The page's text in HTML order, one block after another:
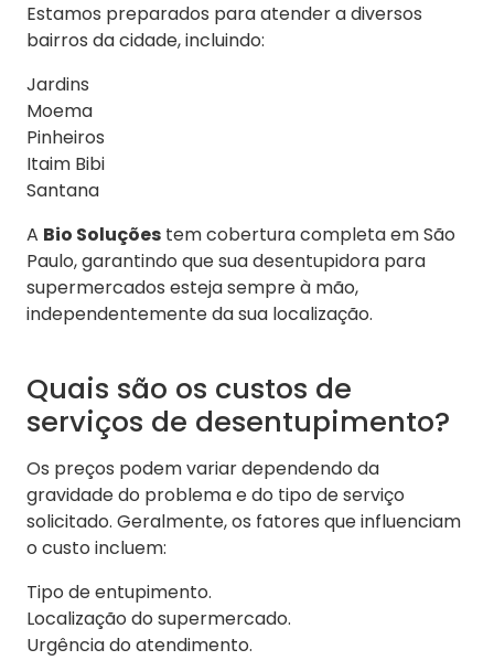
Estamos preparados para atender a diversos
bairros da cidade, incluindo:
Jardins
Moema
Pinheiros
Itaim Bibi
Santana
A Bio Soluções tem cobertura completa em São
Paulo, garantindo que sua desentupidora para
supermercados esteja sempre à mão,
independentemente da sua localização.
Quais são os custos de
serviços de desentupimento?
Os preços podem variar dependendo da
gravidade do problema e do tipo de serviço
solicitado. Geralmente, os fatores que influenciam
o custo incluem:
Tipo de entupimento.
Localização do supermercado.
Urgência do atendimento.